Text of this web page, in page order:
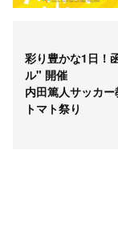
彩り豊かな1日！
ル" 開催
内田篤人サッカー
トマト祭り